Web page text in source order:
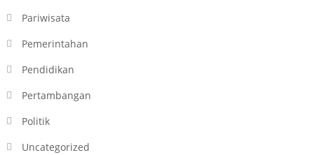
Pariwisata
Pemerintahan
Pendidikan
Pertambangan
Politik
Uncategorized